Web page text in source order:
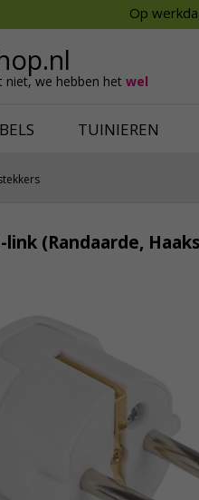
Op
niet, we hebben het wel
TUINIEREN
Verfbenodigdheden
Behangbenodigdheden
Ventilatie
(Randaarde,